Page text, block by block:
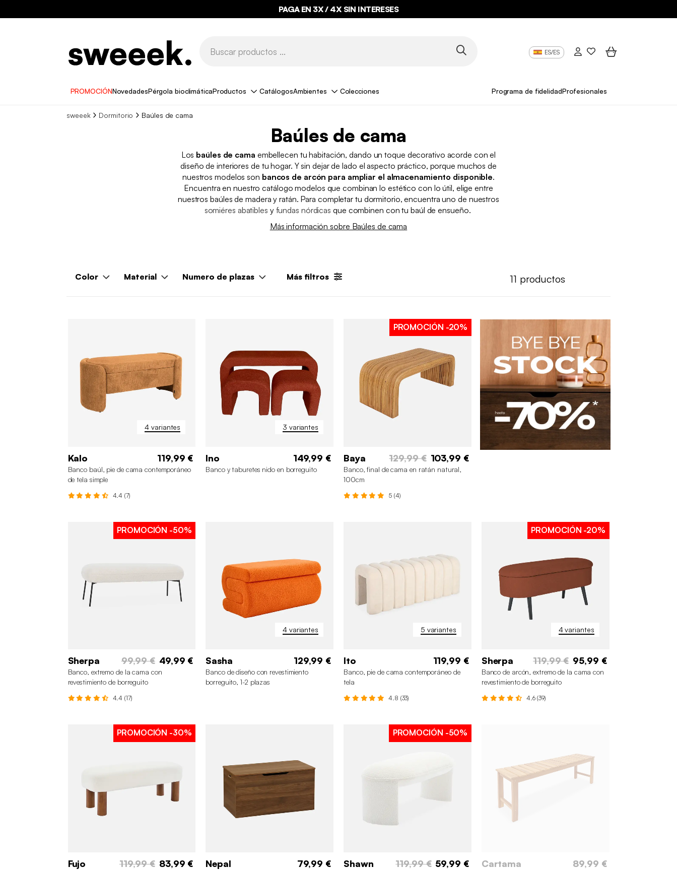
PAGA EN 3X / 4X SIN INTERESES
ES/ES
PROMOCIÓNNovedadesPérgola bioclimáticaProductos CatálogosAmbientes Colecciones Programa de fidelidadProfesionales
sweeek Dormitorio Baúles de cama
Baúles de cama
Los baúles de cama embellecen tu habitación, dando un toque decorativo acorde con el
diseño de interiores de tu hogar. Y sin dejar de lado el aspecto práctico, porque muchos de
nuestros modelos son bancos de arcón para ampliar el almacenamiento disponible.
Encuentra en nuestro catálogo modelos que combinan lo estético con lo útil, elige entre
nuestros baúles de madera y ratán. Para completar tu dormitorio, encuentra uno de nuestros
somiéres abatibles y fundas nórdicas que combinen con tu baúl de ensueño.
Más información sobre Baúles de cama
Color Material Numero de plazas Más filtros 11 productos
4 variantes
Kalo 119,99 €
Banco baúl, pie de cama contemporáneo
de tela simple
4.4 (7)
3 variantes
Ino 149,99 €
Banco y taburetes nido en borreguito
PROMOCIÓN -20%
Baya 129,99 € 103,99 €
Banco, final de cama en ratán natural,
100cm
5 (4)
PROMOCIÓN -50%
Sherpa 99,99 € 49,99 €
Banco, extremo de la cama con
revestimiento de borreguito
4.4 (17)
4 variantes
Sasha 129,99 €
Banco de diseño con revestimiento
borreguito, 1-2 plazas
5 variantes
Ito 119,99 €
Banco, pie de cama contemporáneo de
tela
4.8 (33)
4 variantes
PROMOCIÓN -20%
Sherpa 119,99 € 95,99 €
Banco de arcón, extremo de la cama con
revestimiento de borreguito
4.6 (39)
PROMOCIÓN -30%
Fujo 119,99 € 83,99 € Nepal 79,99 €
PROMOCIÓN -50%
Shawn 119,99 € 59,99 € Cartama 89,99 €